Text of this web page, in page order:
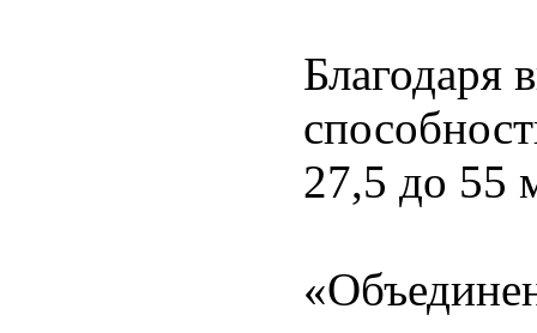
Благодаря
27,5 до 55